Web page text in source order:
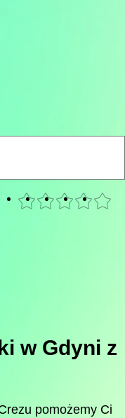
w Gdyni z
pomożemy Ci